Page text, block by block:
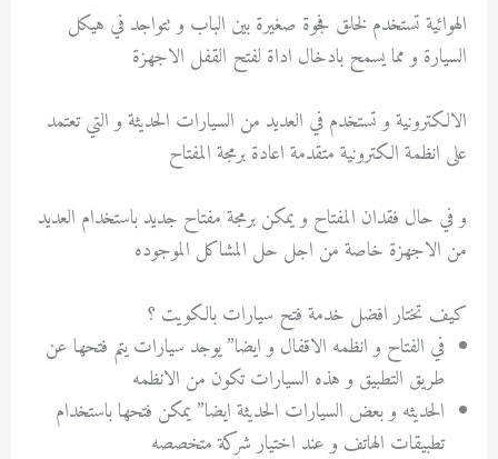
الهوائية تستخدم لخلق فجوة صغيرة بين الباب و تتواجد في هيكل
السيارة و مما يسمح بادخال اداة لفتح القفل الاجهزة
الالكترونية و تستخدم في العديد من السيارات الحديثة و التي تعتمد
على انظمة الكترونية متقدمة اعادة برمجة المفتاح
و في حال فقدان المفتاح و يمكن برمجة مفتاح جديد باستخدام العديد
من الاجهزة خاصة من اجل حل المشاكل الموجوده
كيف تختار افضل خدمة فتح سيارات بالكويت ؟
في الفتاح و انظمه الاقفال و ايضا” يوجد سيارات يتم فتحها عن
طريق التطبيق و هذه السيارات تكون من الانظمه
الحديثه و بعض السيارات الحديثة ايضا” يمكن فتحها باستخدام
تطبيقات الهاتف و عند اختيار شركة متخصصه